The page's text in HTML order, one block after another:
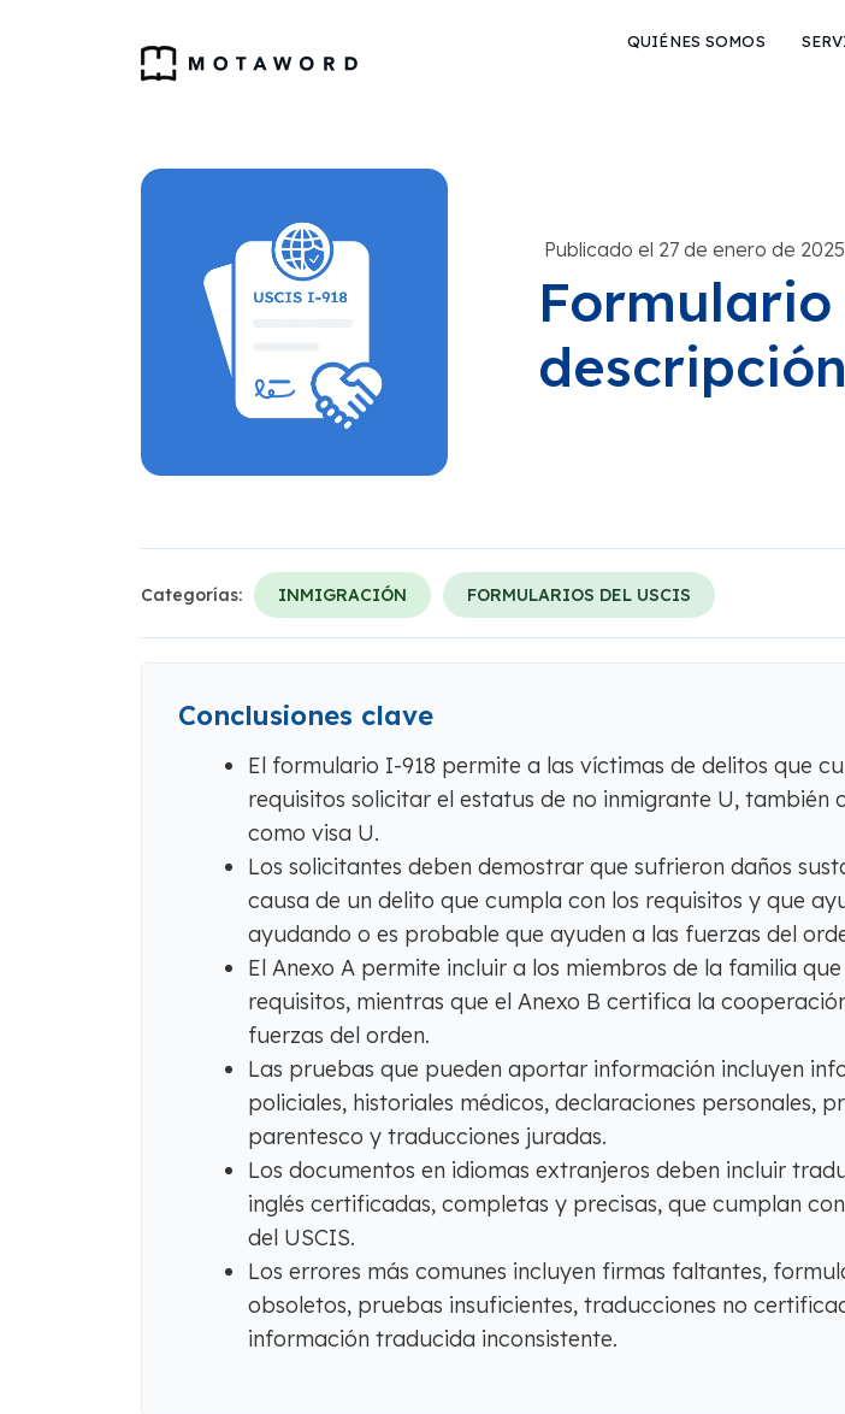
QUIÉNES SOMOS
Publicado el 27 de enero de 2025
Formulario
Categorías: INMIGRACIÓN FORMULARIOS DEL USCIS
Conclusiones clave
El formulario I-918 permite a las víctimas de delitos que
requisitos solicitar el estatus de no inmigrante U, también
como visa U.
Los solicitantes deben demostrar que sufrieron daños
causa de un delito que cumpla con los requisitos y que
ayudando o es probable que ayuden a las fuerzas del
El Anexo A permite incluir a los miembros de la familia
requisitos, mientras que el Anexo B certifica la
fuerzas del orden.
Las pruebas que pueden aportar información incluyen
policiales, historiales médicos, declaraciones personales,
parentesco y traducciones juradas.
Los documentos en idiomas extranjeros deben incluir
inglés certificadas, completas y precisas, que cumplan
del USCIS.
Los errores más comunes incluyen firmas faltantes,
obsoletos, pruebas insuficientes, traducciones no
información traducida inconsistente.